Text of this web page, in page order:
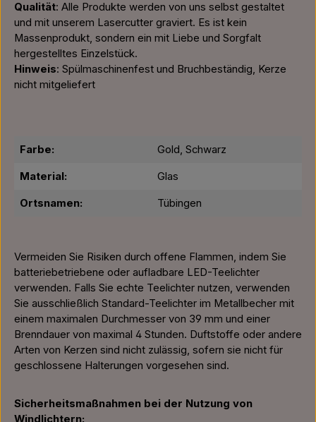
Qualität: Alle Produkte werden von uns selbst gestaltet
und mit unserem Lasercutter graviert. Es ist kein
Massenprodukt, sondern ein mit Liebe und Sorgfalt
hergestelltes Einzelstück.
Hinweis: Spülmaschinenfest und Bruchbeständig, Kerze
nicht mitgeliefert
Farbe: Gold, Schwarz
Material: Glas
Ortsnamen: Tübingen
Vermeiden Sie Risiken durch offene Flammen, indem Sie
batteriebetriebene oder aufladbare LED-Teelichter
verwenden. Falls Sie echte Teelichter nutzen, verwenden
Sie ausschließlich Standard-Teelichter im Metallbecher mit
einem maximalen Durchmesser von 39 mm und einer
Brenndauer von maximal 4 Stunden. Duftstoffe oder andere
Arten von Kerzen sind nicht zulässig, sofern sie nicht für
geschlossene Halterungen vorgesehen sind.
Sicherheitsmaßnahmen bei der Nutzung von
Windlichtern: